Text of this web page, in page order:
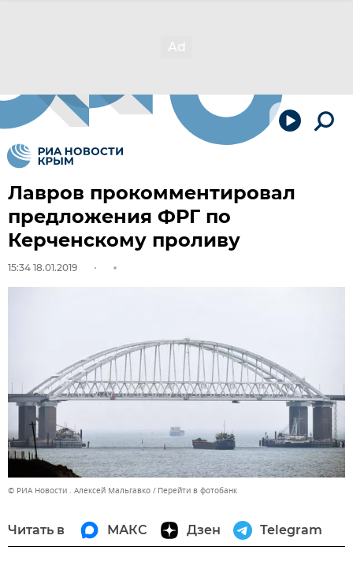
Лавров прокомментировал
предложения ФРГ по
Керченскому проливу
15:34 18.01.2019
© РИА Новости . Алексей Мальгавко Перейти в фотобанк
Читать в МАКС Дзен Telegram